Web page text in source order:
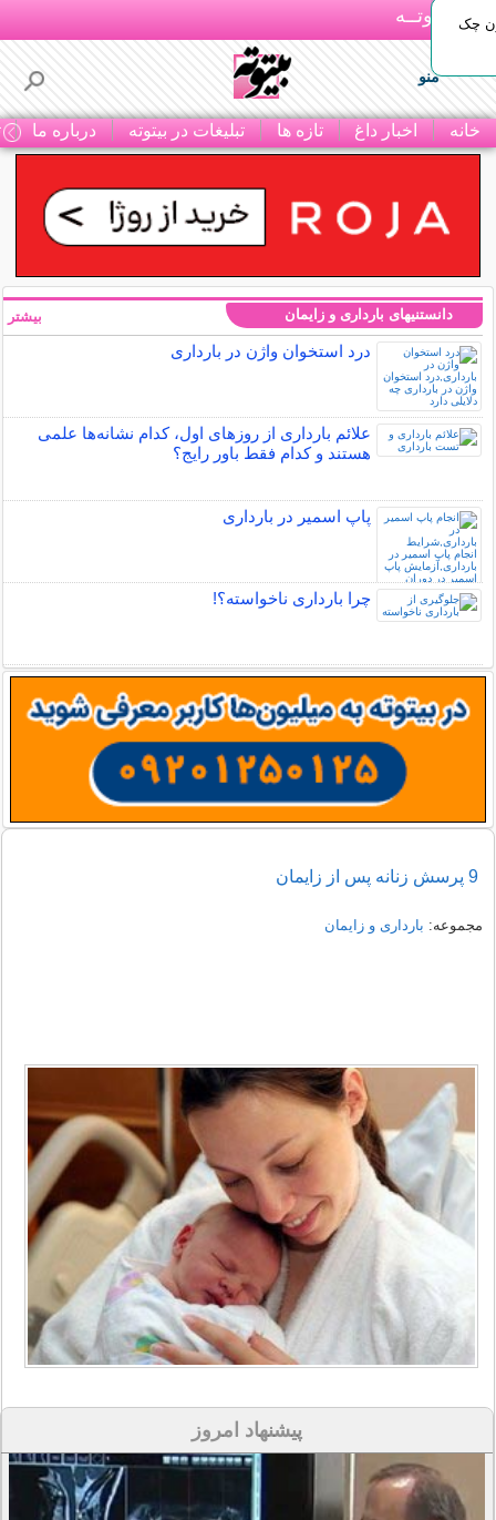
بـیتوتــه
منو
خانه اخبار داغ تازه ها تبلیغات در بیتوته درباره ما
چک
دانستنیهای بارداری و زایمان
درد استخوان واژن در بارداری
علائم بارداری از روزهای اول، کدام نشانه‌ها علمی
هستند و کدام فقط باور رایج؟
پاپ اسمیر در بارداری
چرا بارداری ناخواسته؟!
بیشتر
9 پرسش زنانه پس از زایمان
مجموعه: بارداری و زایمان
پیشنهاد امروز